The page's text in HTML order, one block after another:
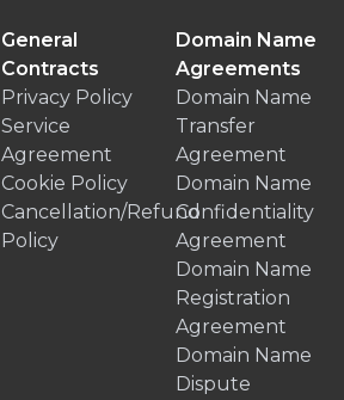
General
Contracts
Privacy Policy
Service
Agreement
Cookie Policy
Cancellation/Refund
Policy
Domain Name
Agreements
Domain Name
Transfer
Agreement
Domain Name
Confidentiality
Agreement
Domain Name
Registration
Agreement
Domain Name
Dispute